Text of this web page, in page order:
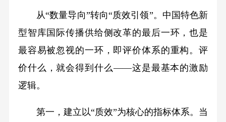
从“数量导向”转向“质效引领”。中国特色新
型智库国际传播供给侧改革的最后一环，也是
最容易被忽视的一环，即评价体系的重构。评
价什么，就会得到什么——这是最基本的激励
逻辑。
第一，建立以“质效”为核心的指标体系。当